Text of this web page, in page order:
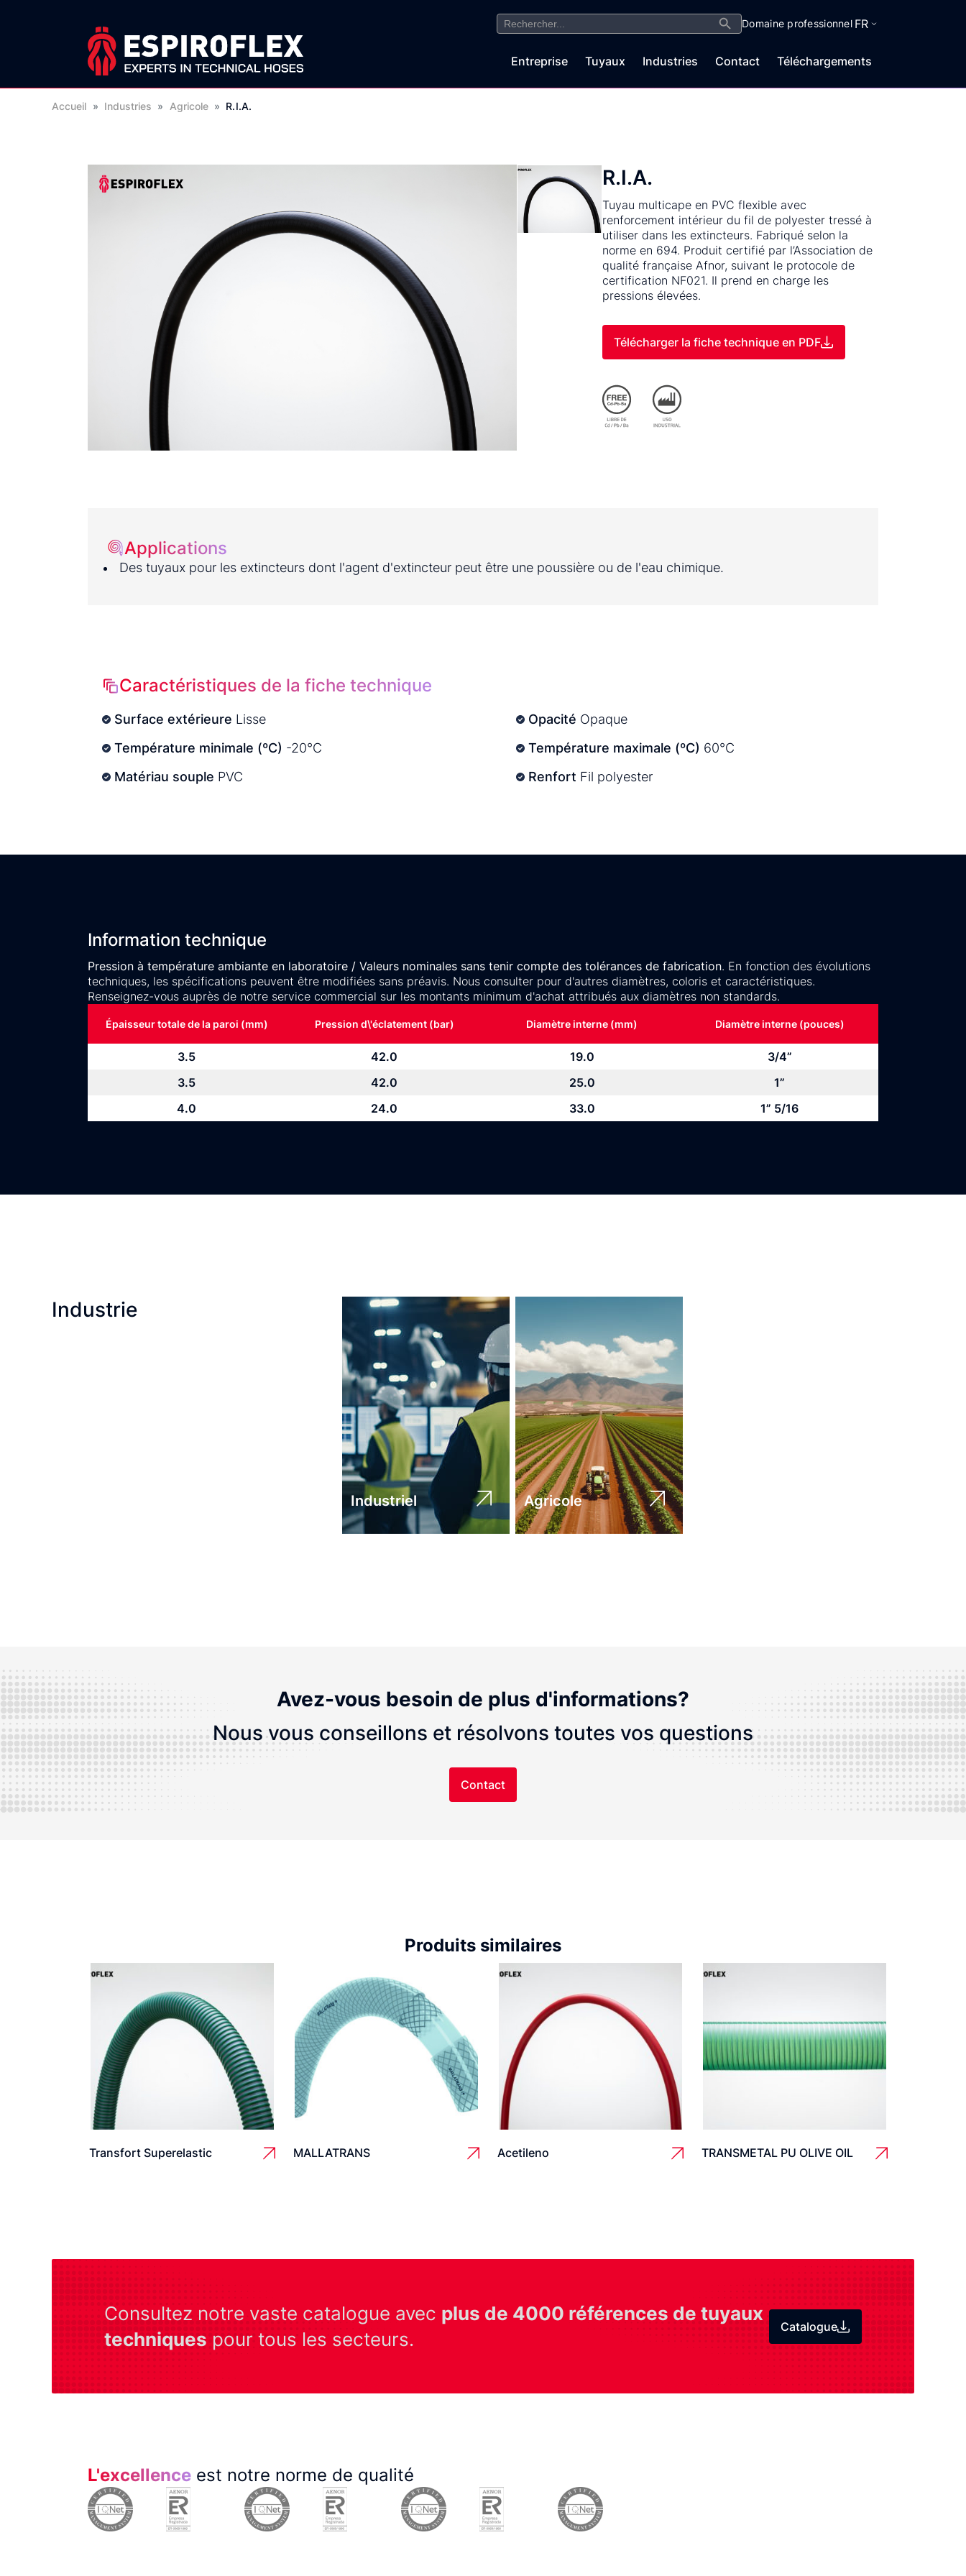
Search
for:
Search Button
Domaine professionnel FR
Entreprise Tuyaux Industries Contact Téléchargements
Accueil » Industries » Agricole » R.I.A.
R.I.A.
Tuyau multicape en PVC flexible avec
renforcement intérieur du fil de polyester tressé à
utiliser dans les extincteurs. Fabriqué selon la
norme en 694. Produit certifié par l’Association de
qualité française Afnor, suivant le protocole de
certification NF021. Il prend en charge les
pressions élevées.
Télécharger la fiche technique en PDF
Applications
Des tuyaux pour les extincteurs dont l'agent d'extincteur peut être une poussière ou de l'eau chimique.
Caractéristiques de la fiche technique
Surface extérieure Lisse Opacité Opaque
Température minimale (ºC) -20°C Température maximale (ºC) 60°C
Matériau souple PVC Renfort Fil polyester
Information technique
Pression à température ambiante en laboratoire / Valeurs nominales sans tenir compte des tolérances de fabrication. En fonction des évolutions
techniques, les spécifications peuvent être modifiées sans préavis. Nous consulter pour d'autres diamètres, coloris et caractéristiques.
Renseignez-vous auprès de notre service commercial sur les montants minimum d'achat attribués aux diamètres non standards.
Épaisseur totale de la paroi (mm) Pression d\'éclatement (bar) Diamètre interne (mm) Diamètre interne (pouces)
3.5 42.0 19.0
3/4”
3.5
42.0 25.0
1”
4.0
24.0 33.0 1” 5/16
Industrie
Industriel Agricole
Avez-vous besoin de plus d'informations?
Nous vous conseillons et résolvons toutes vos questions
Contact
Produits similaires
Transfort Superelastic MALLATRANS Acetileno TRANSMETAL PU OLIVE OIL
Consultez notre vaste catalogue avec plus de 4000 références de tuyaux
techniques pour tous les secteurs.
Catalogue
L'excellence est notre norme de qualité